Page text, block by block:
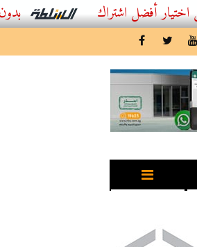
أفضل اشتراك IPTV بدون تقطيع 2026 – دليل المشاهد العصري